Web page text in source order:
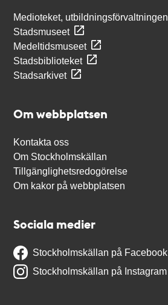
Medioteket, utbildningsförvaltningen
Stadsmuseet
Medeltidsmuseet
Stadsbiblioteket
Stadsarkivet
Om webbplatsen
Kontakta oss
Om Stockholmskällan
Tillgänglighetsredogörelse
Om kakor på webbplatsen
Sociala medier
Stockholmskällan på Facebook
Stockholmskällan på Instagram